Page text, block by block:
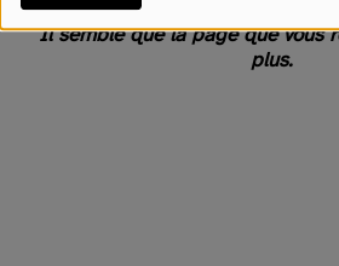
Il semble que la page que vous
plus.